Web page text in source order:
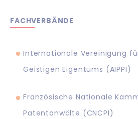
FACHVERBÄNDE
Internationale Vereinigung
Geistigen Eigentums (AIPPI)
Französische Nationale
Patentanwälte (CNCPI)